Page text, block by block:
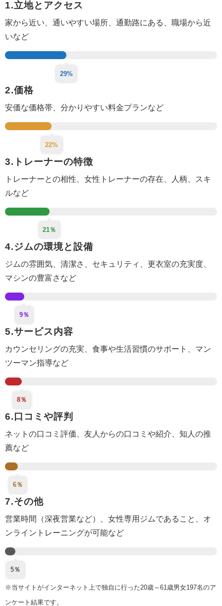
1.立地とアクセス
家から近い、通いやすい場所、 通勤路にある、 職場から近
いなど
29%
2.価格
安価な価格帯、分かりやすい料金プランなど
22%
3.トレーナーの特徴
トレーナーとの相性、女性トレーナーの存在、人柄、スキ
ルなど
21％
4.ジムの環境と設備
ジムの雰囲気、清潔さ、セキュリティ、更衣室の充実度
マシンの豊富さなど
9％
5.サービス内容
カウンセリングの充実 、食事や生活習慣のサポート
、マン
ツーマン指導など
8％
6.口コミや評判
ネットの口コミ評価、 友人からの口コミや紹介 、知人の推
薦など
6％
7.その他
営業時間（深夜営業など）、女性専用ジムであること、オ
ンライントレーニングが可能など
5％
※当サイトがインターネット上で独自に行った20歳～61歳男女197名のア
ンケート結果です。